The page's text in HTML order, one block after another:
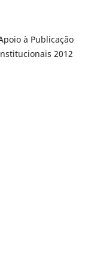
à Publicação
2012